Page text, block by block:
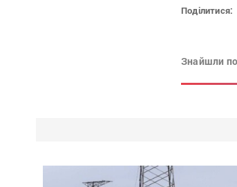
Поділитися:
Знайшли